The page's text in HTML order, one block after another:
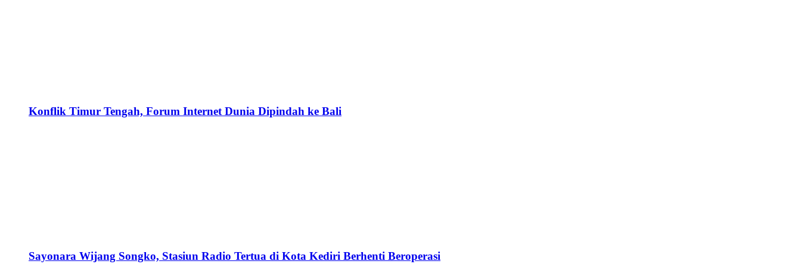
Konflik Timur Tengah, Forum Internet Dunia Dipindah ke Bali
Sayonara Wijang Songko, Stasiun Radio Tertua di Kota Kediri Berhenti Beroperasi